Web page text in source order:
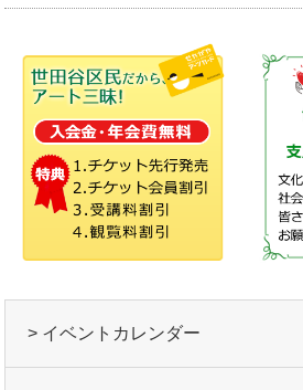
> イベントカレンダー